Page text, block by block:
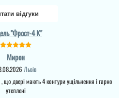
По рекомендації сусідів і
ми замовили. теж
залишились
відгуки
"Фрост-4 К"
Мирон
Львів
двері мають 4 контури ущільнення і гарно
утеплені